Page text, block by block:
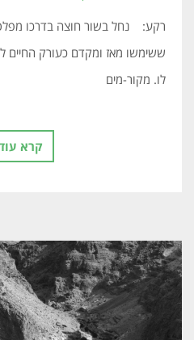
רקע: נחל בשור חוצה בדרכו מפלס
ששימשו מאז ומקדם כעורק החיים
לו. מקור-מים
קרא